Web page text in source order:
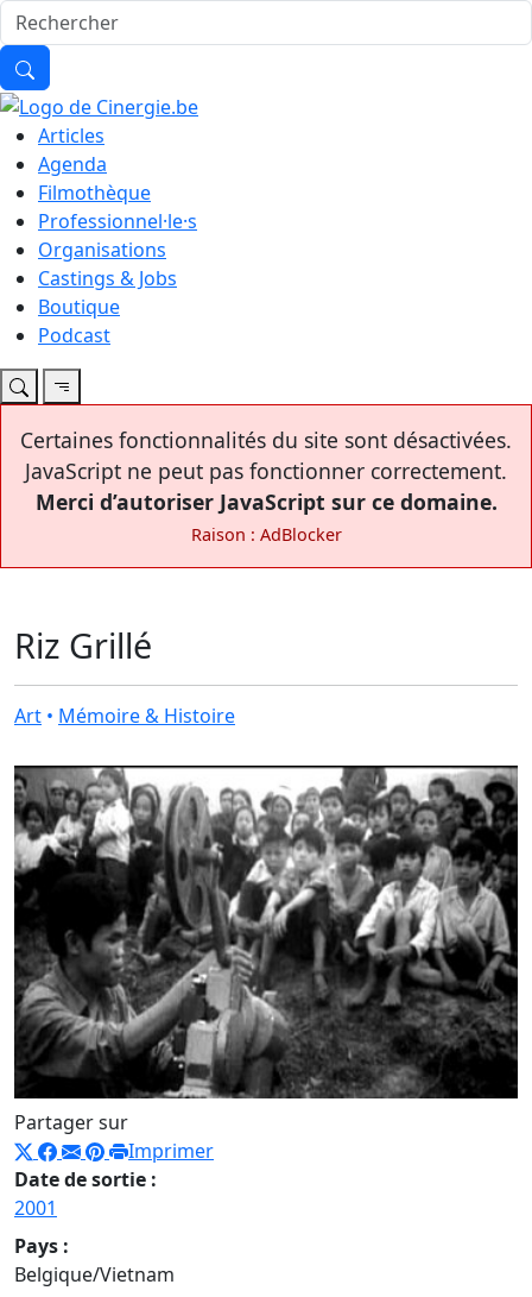
Articles
Agenda
Filmothèque
Professionnel·le·s
Organisations
Castings & Jobs
Boutique
Podcast
Certaines fonctionnalités du site sont désactivées.
JavaScript ne peut pas fonctionner correctement.
Merci d’autoriser JavaScript sur ce domaine.
Raison : AdBlocker
Riz Grillé
Art • Mémoire & Histoire
Partager sur
Imprimer
Date de sortie :
2001
Pays :
Belgique/Vietnam